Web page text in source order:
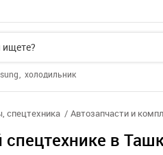
холодильник
спецтехника Автозапчасти и
в